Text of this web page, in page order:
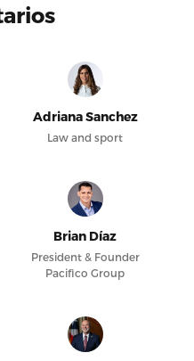
Adriana Sanchez
Law and sport
Brian Díaz
President & Founder
Pacifico Group